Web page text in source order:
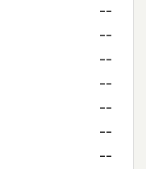
--
--
--
--
--
--
--